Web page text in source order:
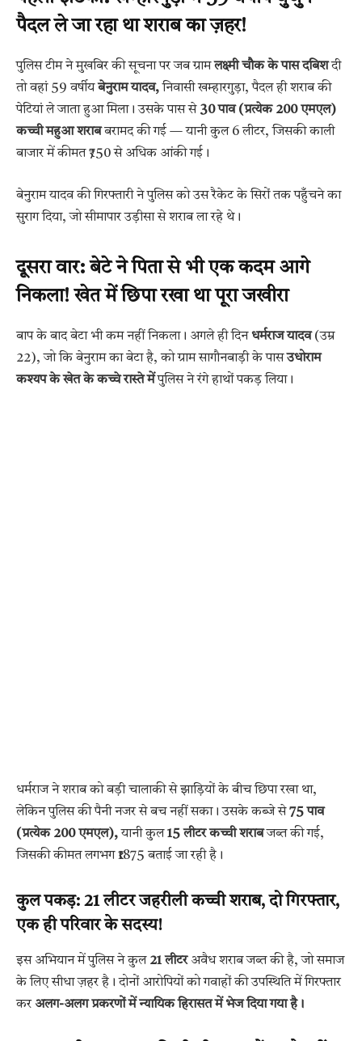
पैदल ले जा रहा था शराब का ज़हर!
पुलिस टीम ने मुखबिर की सूचना पर जब ग्रामलक्ष्मी चौक के पास दबिशदी
तो वहां 59 वर्षीयबेनुराम यादव,निवासी खम्हारगुड़ा, पैदल ही शराब की
पेटियां ले जाता हुआ मिला। उसके पास से30 पाव (प्रत्येक 200 एमएल)
कच्ची महुआ शराबबरामद की गई — यानी कुल 6 लीटर, जिसकी काली
बाजार में कीमत ₹750 से अधिक आंकी गई।
बेनुराम यादव की गिरफ्तारी ने पुलिस को उस रैकेट के सिरों तक पहुँचने का
सुराग दिया, जो सीमापार उड़ीसा से शराब ला रहे थे।
दूसरा वार: बेटे ने पिता से भी एक कदम आगे
निकला! खेत में छिपा रखा था पूरा जखीरा
बाप के बाद बेटा भी कम नहीं निकला। अगले ही दिनधर्मराज यादव(उम्र
22), जो कि बेनुराम का बेटा है, को ग्राम सागौनबाड़ी के पासउधोराम
कश्यप के खेत के कच्चे रास्ते मेंपुलिस ने रंगे हाथों पकड़ लिया।
धर्मराज ने शराब को बड़ी चालाकी से झाड़ियों के बीच छिपा रखा था,
लेकिन पुलिस की पैनी नजर से बच नहीं सका। उसके कब्जे से75 पाव
(प्रत्येक 200 एमएल),यानी कुल15 लीटर कच्ची शराबजब्त की गई,
जिसकी कीमत लगभग ₹1875 बताई जा रही है।
कुल पकड़: 21 लीटर जहरीली कच्ची शराब, दो गिरफ्तार,
एक ही परिवार के सदस्य!
इस अभियान में पुलिस ने कुल 21 लीटरअवैध शराब जब्त की है, जो समाज
के लिए सीधा ज़हर है। दोनों आरोपियों को गवाहों की उपस्थिति में गिरफ्तार
कर अलग-अलग प्रकरणों में न्यायिक हिरासत में भेज दिया गया है।